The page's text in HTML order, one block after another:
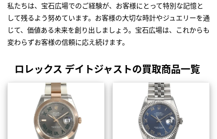
私たちは、宝石広場でのご経験が、お客様にとって特別な記憶と
して残るよう努めています。お客様の大切な時計やジュエリーを通
じて、価値ある未来を創り出しましょう。宝石広場は、これからも
変わらずお客様の信頼に応え続けます。
ロレックス デイトジャストの買取商品一覧